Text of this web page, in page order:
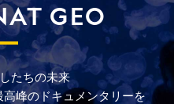
GEO
たちの未来
高峰のドキュメンタリーを